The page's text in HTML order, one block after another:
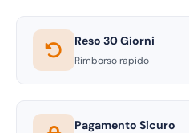
Reso 30 Giorni
Rimborso rapido
Pagamento Sicuro